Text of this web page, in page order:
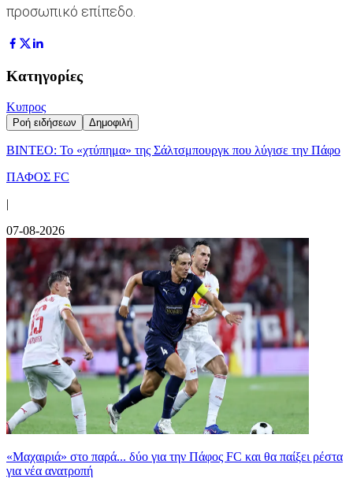
προσωπικό επίπεδο.
Κατηγορίες
Κυπρος
Ροή ειδήσεων Δημοφιλή
ΒΙΝΤΕΟ: Το «χτύπημα» της Σάλτσμπουργκ που λύγισε την Πάφο
ΠΑΦΟΣ FC
|
07-08-2026
«Μαχαιριά» στο παρά... δύο για την Πάφος FC και θα παίξει ρέστα
για νέα ανατροπή